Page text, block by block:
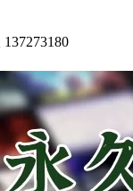
137273180